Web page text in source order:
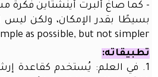
العودة
إلى
المدارس
الذكاء
الاصطناعي
- كما صاغ ألبرت أينشتاين
as possible, but not simpler).
تطبيقاته:
1. في العلم: يُستخدم كقاعدة